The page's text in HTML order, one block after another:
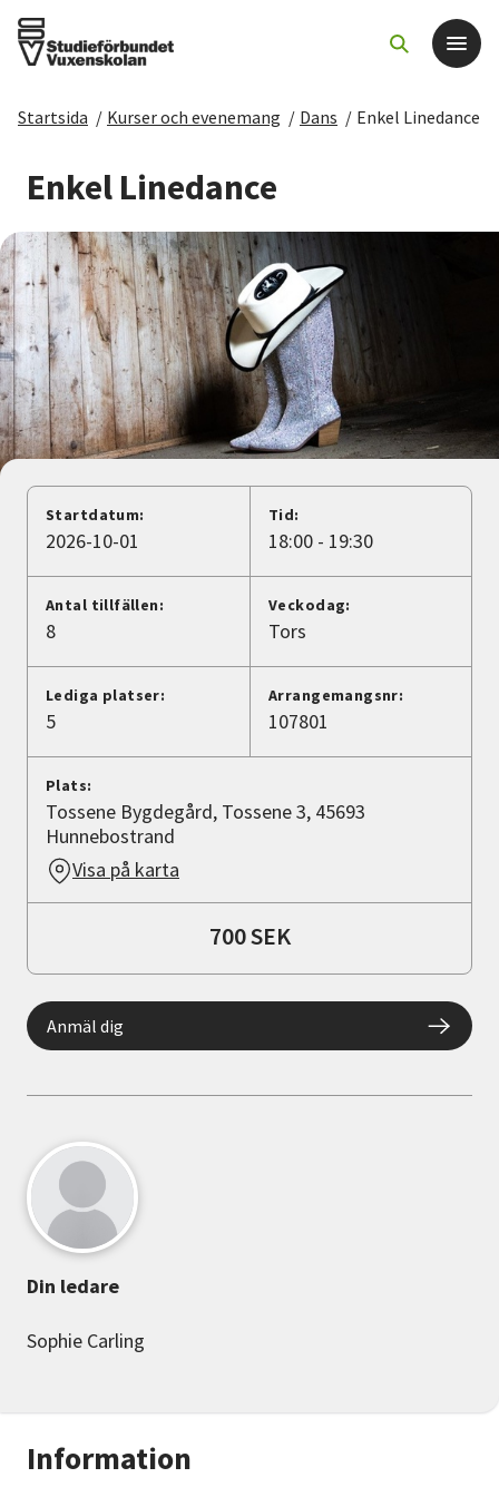
För dig som
Sök kurser och evenemang
Om SV
Starta studiecirkel
Cirkelledare
Nyheter
Avdelningar
Lyssna
Startsida / Kurser och evenemang / Dans / Enkel Linedance
Enkel Linedance
Information
Startdatum:
2026-10-01
Tid:
18:00 - 19:30
Antal tillfällen:
8
Veckodag:
Tors
Lediga platser:
5
Arrangemangsnr:
107801
Plats:
Tossene Bygdegård, Tossene 3, 45693
Hunnebostrand
Visa på karta
700 SEK
Anmäl dig
Din ledare
Sophie Carling